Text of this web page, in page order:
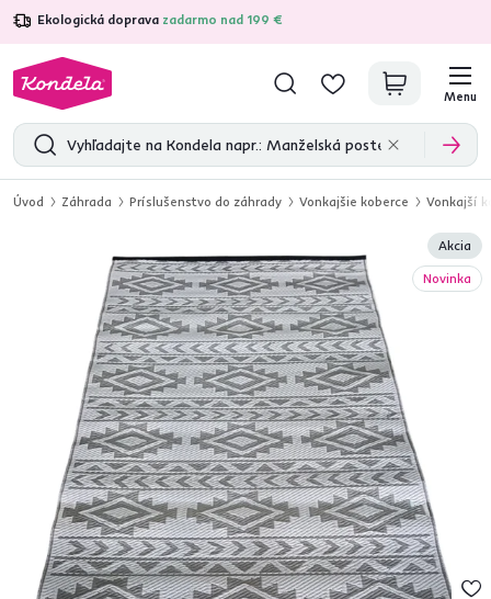
Ekologická doprava zadarmo nad 199 €
4,7 31 285overených produktových recenzií
Menu
Úvod Záhrada Príslušenstvo do záhrady Vonkajšie koberce Vonkajší
Akcia
Novinka